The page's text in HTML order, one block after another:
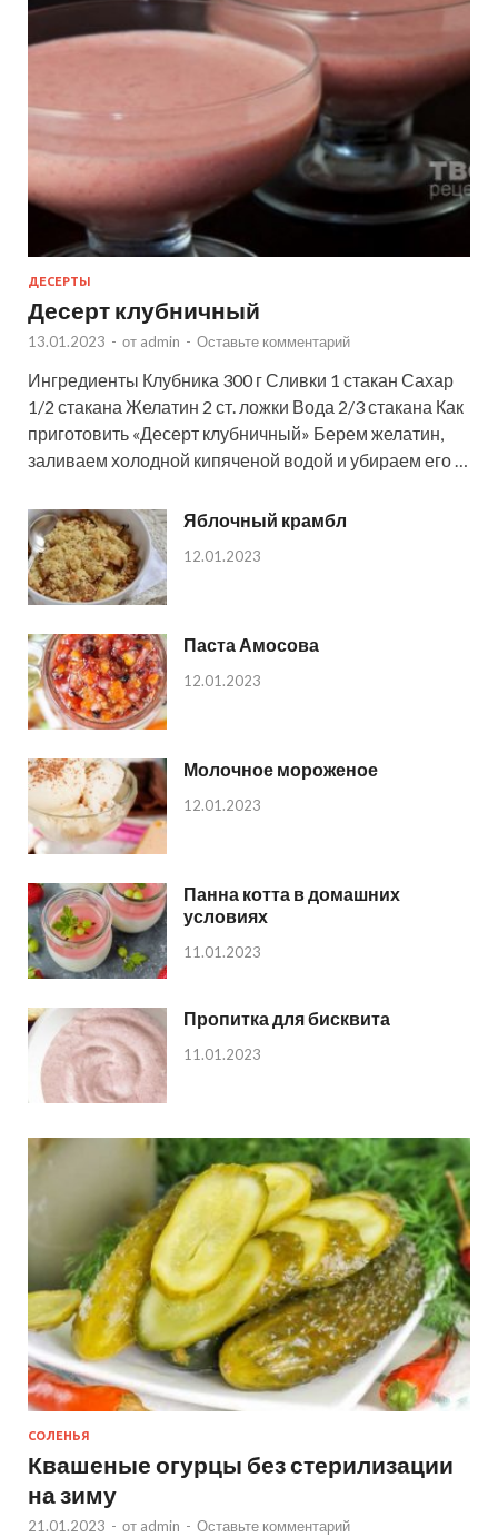
ДЕСЕРТЫ
Десерт клубничный
13.01.2023 - от admin - Оставьте комментарий
Ингредиенты Клубника 300 г Сливки 1 стакан Сахар
1/2 стакана Желатин 2 ст. ложки Вода 2/3 стакана Как
приготовить «Десерт клубничный» Берем желатин,
заливаем холодной кипяченой водой и убираем его …
Яблочный крамбл
12.01.2023
Паста Амосова
12.01.2023
Молочное мороженое
12.01.2023
Панна котта в домашних
условиях
11.01.2023
Пропитка для бисквита
11.01.2023
СОЛЕНЬЯ
Квашеные огурцы без стерилизации
на зиму
21.01.2023 - от admin - Оставьте комментарий